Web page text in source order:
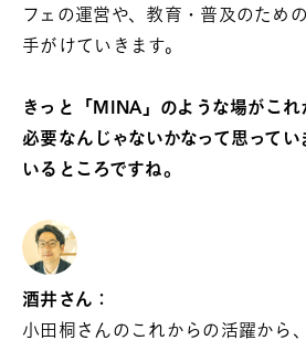
フェの運営や、教育・普及のため
手がけていきます。
きっと「MINA」のような場がこ
必要なんじゃないかなって思ってい
いるところですね。
酒井さん：
小田桐さんのこれからの活躍から